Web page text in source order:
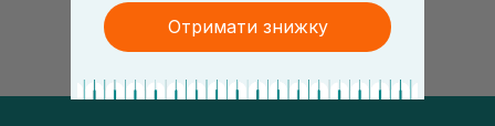
Отримати знижку